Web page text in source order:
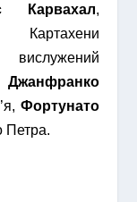
Карвахал,
Джанфранко
Фортунато
Петра.